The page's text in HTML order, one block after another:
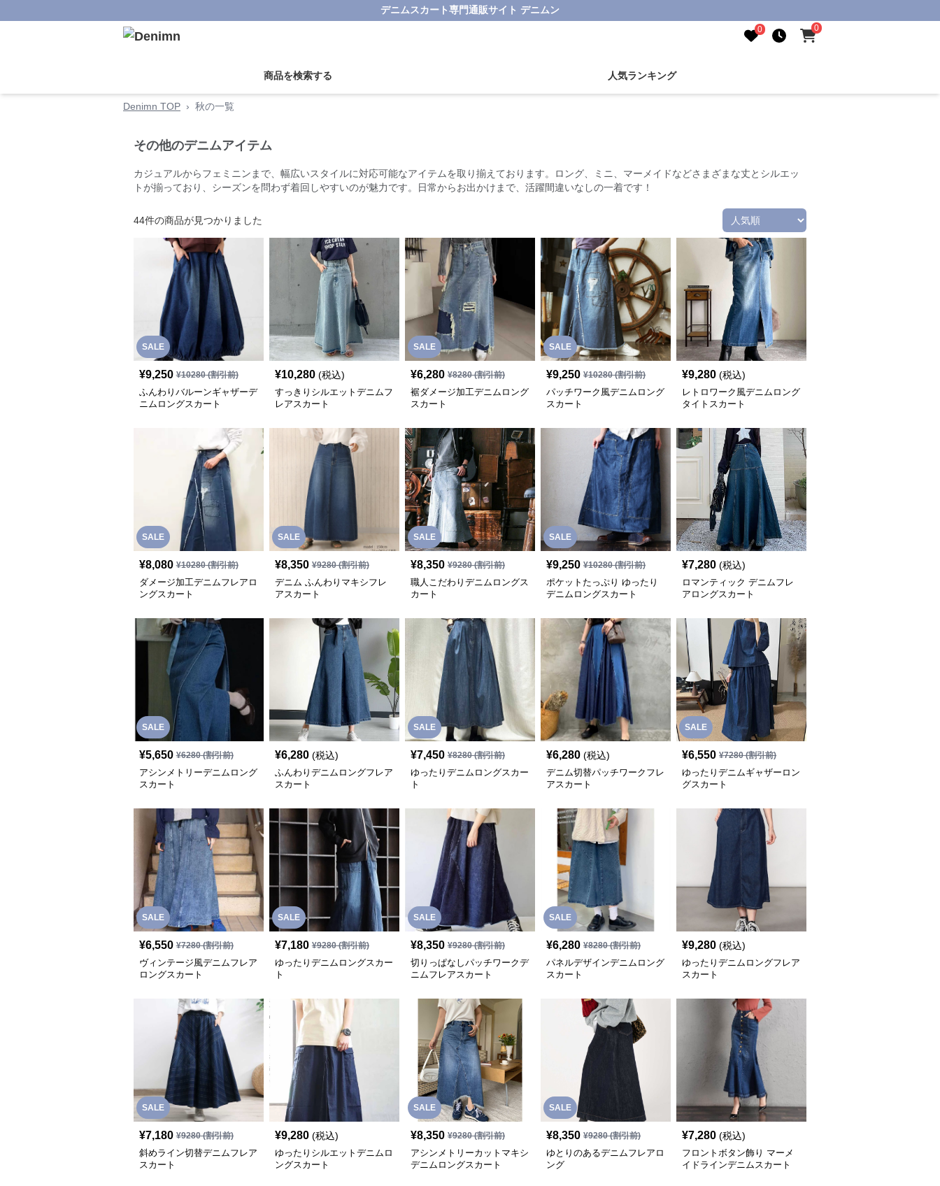
デニムスカート専門通販サイト デニムン
0 0
商品を検索する 人気ランキング
Denimn TOP › 秋の一覧
その他のデニムアイテム
カジュアルからフェミニンまで、幅広いスタイルに対応可能なアイテムを取り揃えております。ロング、ミニ、マーメイドなどさまざまな丈とシルエッ
トが揃っており、シーズンを問わず着回しやすいのが魅力です。日常からお出かけまで、活躍間違いなしの一着です！
44件の商品が見つかりました
SALE
¥9,250 ¥10280(割引前)
ふんわりバルーンギャザーデ
ニムロングスカート
¥10,280 (税込)
すっきりシルエットデニムフ
レアスカート
SALE
¥6,280 ¥8280(割引前)
裾ダメージ加工デニムロング
スカート
SALE
¥9,250 ¥10280(割引前)
パッチワーク風デニムロング
スカート
¥9,280 (税込)
レトロワーク風デニムロング
タイトスカート
SALE
¥8,080 ¥10280(割引前)
ダメージ加工デニムフレアロ
ングスカート
SALE
¥8,350 ¥9280(割引前)
デニム ふんわりマキシフレ
アスカート
SALE
¥8,350 ¥9280(割引前)
職人こだわりデニムロングス
カート
SALE
¥9,250 ¥10280(割引前)
ポケットたっぷり ゆったり
デニムロングスカート
¥7,280 (税込)
ロマンティック デニムフレ
アロングスカート
SALE
¥5,650 ¥6280(割引前)
アシンメトリーデニムロング
スカート
¥6,280 (税込)
ふんわりデニムロングフレア
スカート
SALE
¥7,450 ¥8280(割引前)
ゆったりデニムロングスカー
ト
¥6,280 (税込)
デニム切替パッチワークフレ
アスカート
SALE
¥6,550 ¥7280(割引前)
ゆったりデニムギャザーロン
グスカート
SALE
¥6,550 ¥7280(割引前)
ヴィンテージ風デニムフレア
ロングスカート
SALE
¥7,180 ¥9280(割引前)
ゆったりデニムロングスカー
ト
SALE
¥8,350 ¥9280(割引前)
切りっぱなしパッチワークデ
ニムフレアスカート
SALE
¥6,280 ¥8280(割引前)
パネルデザインデニムロング
スカート
¥9,280 (税込)
ゆったりデニムロングフレア
スカート
SALE
¥7,180 ¥9280(割引前)
斜めライン切替デニムフレア
スカート
¥9,280 (税込)
ゆったりシルエットデニムロ
ングスカート
SALE
¥8,350 ¥9280(割引前)
アシンメトリーカットマキシ
デニムロングスカート
SALE
¥8,350 ¥9280(割引前)
ゆとりのあるデニムフレアロ
ング
¥7,280 (税込)
フロントボタン飾り マーメ
イドラインデニムスカート